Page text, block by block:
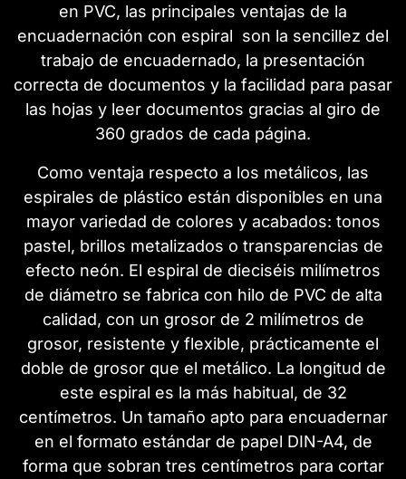
en PVC, las principales ventajas de la
encuadernación con espiral son la sencillez del
trabajo de encuadernado, la presentación
correcta de documentos y la facilidad para pasar
las hojas y leer documentos gracias al giro de
360 grados de cada página.
Como ventaja respecto a los metálicos, las
espirales de plástico están disponibles en una
mayor variedad de colores y acabados: tonos
pastel, brillos metalizados o transparencias de
efecto neón. El espiral de dieciséis milímetros
de diámetro se fabrica con hilo de PVC de alta
calidad, con un grosor de 2 milímetros de
grosor, resistente y flexible, prácticamente el
doble de grosor que el metálico. La longitud de
este espiral es la más habitual, de 32
centímetros. Un tamaño apto para encuadernar
en el formato estándar de papel DIN-A4, de
forma que sobran tres centímetros para cortar